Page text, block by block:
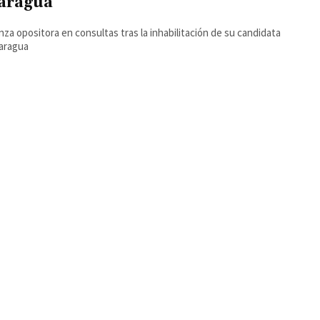
opositora en consultas tras la inhabilitación de su candidata